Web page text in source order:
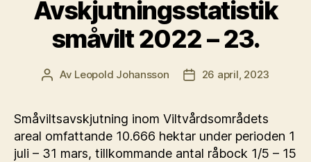
Avskjutningsstatistik
småvilt 2022 – 23.
Inläggsförfattare
Av Leopold Johansson Inläggsdatum
26 april, 2023
Småviltsavskjutning inom Viltvårdsområdets
areal omfattande 10.666 hektar under perioden 1
juli – 31 mars, tillkommande antal råbock 1/5 – 15